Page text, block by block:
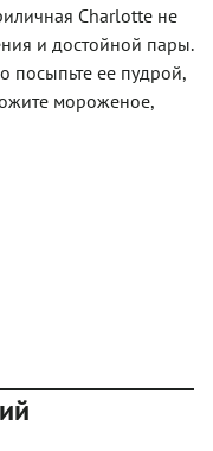
Charlotte не
и достойной пары.
посыпьте ее пудрой,
мороженое,